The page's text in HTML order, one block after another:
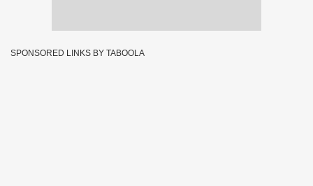
SPONSORED LINKS BY TABOOLA